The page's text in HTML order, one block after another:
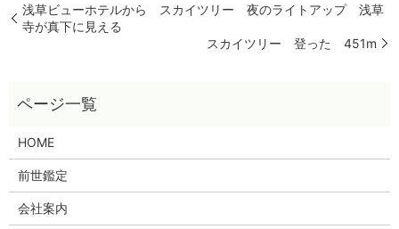
浅草ビューホテルから スカイツリー 夜のライトアップ 浅草
寺が真下に見える
スカイツリー 登った 451m
HOME
前世鑑定
会社案内